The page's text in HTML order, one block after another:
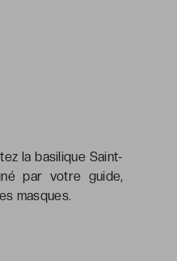
la basilique Saint-
par votre guide,
masques.